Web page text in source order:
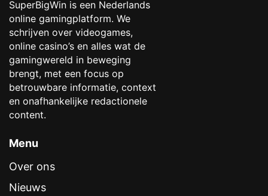
SuperBigWin is een Nederlands
online gamingplatform. We
schrijven over videogames,
online casino’s en alles wat de
gamingwereld in beweging
brengt, met een focus op
betrouwbare informatie, context
en onafhankelijke redactionele
content.
Menu
Over ons
Nieuws